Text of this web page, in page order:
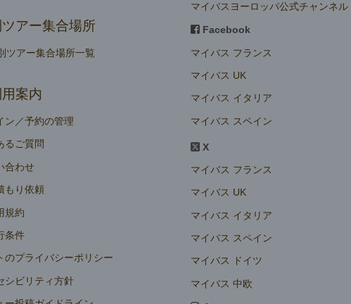
ツアー集合場所
ツアー集合場所一覧
案内
ン／予約の管理
るご質問
合わせ
もり依頼
規約
条件
のプライバシーポリシー
シビリティ方針
マイバスヨーロッパ公式チャンネル
Facebook
マイバス フランス
マイバス UK
マイバス イタリア
マイバス スペイン
X
マイバス フランス
マイバス UK
マイバス イタリア
マイバス スペイン
マイバス ドイツ
マイバス 中欧